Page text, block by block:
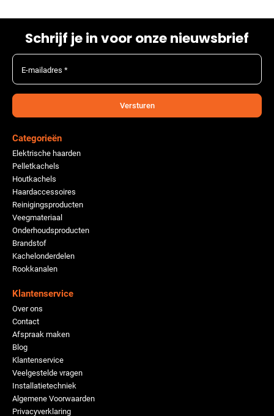
Schrijf je in voor onze nieuwsbrief
E-mailadres *
Versturen
Categorieën
Elektrische haarden
Pelletkachels
Houtkachels
Haardaccessoires
Reinigingsproducten
Veegmateriaal
Onderhoudsproducten
Brandstof
Kachelonderdelen
Rookkanalen
Klantenservice
Over ons
Contact
Afspraak maken
Blog
Klantenservice
Veelgestelde vragen
Installatietechniek
Algemene Voorwaarden
Privacyverklaring